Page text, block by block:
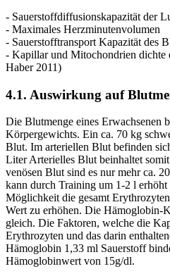
- Sauerstoffdiffusionskapazität der
- Maximales Herzminutenvolumen
- Sauerstofftransport Kapazität des
- Kapillar und Mitochondrien dichte
Haber 2011)
4.1. Auswirkung auf
Die Blutmenge eines Erwachsenen
Körpergewichts. Ein ca. 70 kg
Blut. Im arteriellen Blut befinden
Liter Arterielles Blut beinhaltet
venösen Blut sind es nur mehr ca.
kann durch Training um 1-2 l
Möglichkeit die gesamt
Wert zu erhöhen. Die Hämoglobin-
gleich. Die Faktoren, welche die
Erythrozyten und das darin
Hämoglobin 1,33 ml Sauerstoff
Hämoglobinwert von 15g/dl.